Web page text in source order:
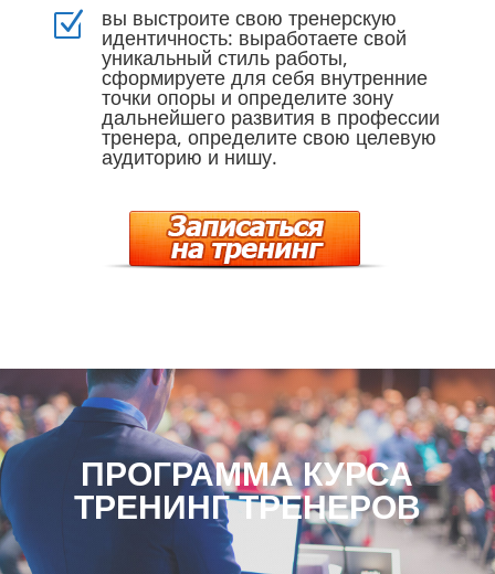
Z вы выстроите свою тренерскую
идентичность: выработаете свой
уникальный стиль работы,
сформируете для себя внутренние
точки опоры и определите зону
дальнейшего развития в профессии
тренера, определите свою целевую
аудиторию и нишу.
ПРОГРАММА КУРСА
ТРЕНИНГ ТРЕНЕРОВ